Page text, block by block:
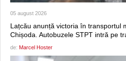
05 august 2026
Lațcău anunță victoria în transportul
Chișoda. Autobuzele STPT intră pe
de: Marcel Hoster